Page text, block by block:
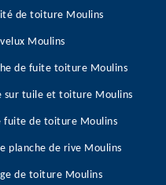
de toiture Moulins
Moulins
de fuite toiture Moulins
sur tuile et toiture Moulins
fuite de toiture Moulins
planche de rive Moulins
de toiture Moulins